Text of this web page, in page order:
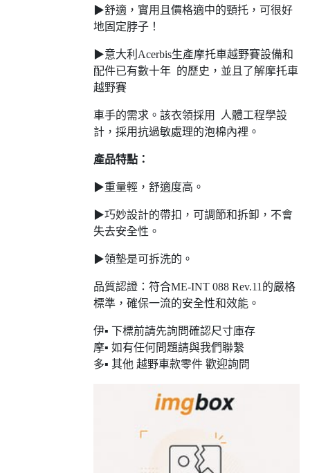
▶舒適，實用且價格適中的頸托，可很好
地固定脖子！
▶意大利Acerbis生產摩托車越野賽設備和
配件已有數十年 的歷史，並且了解摩托車
越野賽
車手的需求。該衣領採用 人體工程學設
計，採用抗過敏處理的泡棉內裡。
產品特點：
▶重量輕，舒適度高。
▶巧妙設計的帶扣，可調節和拆卸，不會
失去安全性。
▶領墊是可拆洗的。
品質認證：符合ME-INT 088 Rev.11的嚴格
標準，確保一流的安全性和效能。
伊▪ 下標前請先詢問確認尺寸庫存
摩▪ 如有任何問題請與我們聯繫
多▪ 其他 越野車款零件 歡迎詢問